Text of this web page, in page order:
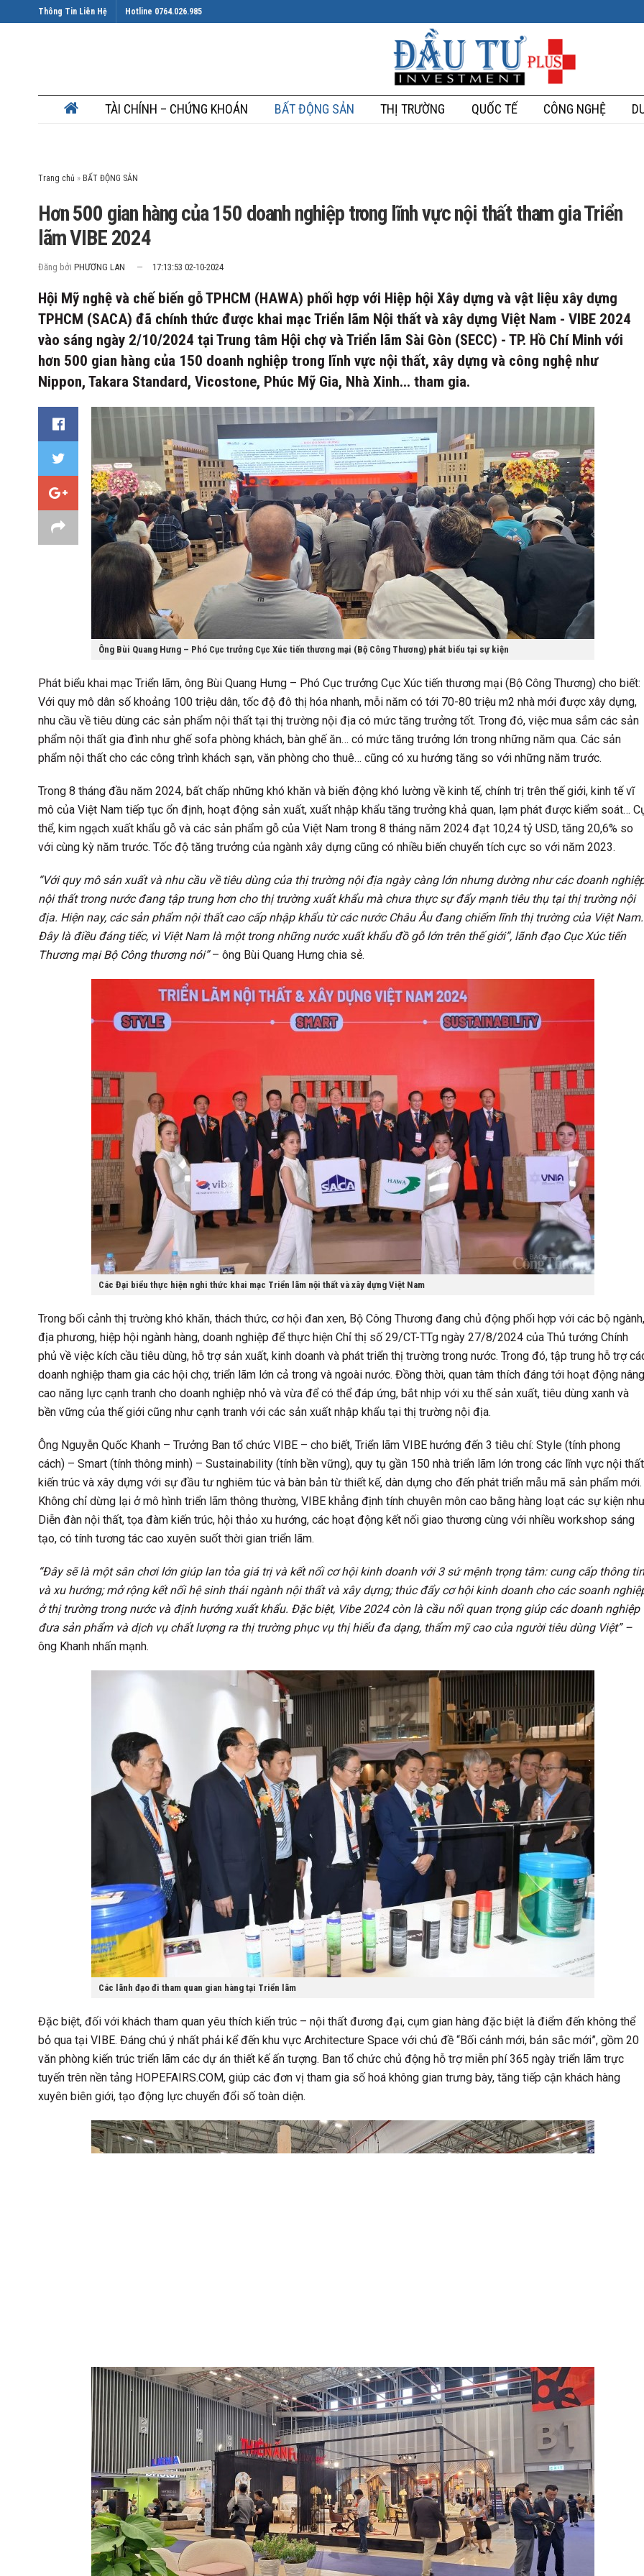
Thông Tin Liên Hệ Hotline 0764.026.985
TÀI CHÍNH – CHỨNG KHOÁN BẤT ĐỘNG SẢN THỊ TRƯỜNG QUỐC TẾ CÔNG NGHỆ
Trang chủ »
Hơn 500 gian hàng của 150 doanh nghiệp trong lĩnh vực nội thất tham gia Triển
lãm VIBE 2024
Đăng bởi PHƯƠNG LAN 17:13:53 02-10-2024
Hội Mỹ nghệ và chế biến gỗ TPHCM (HAWA) phối hợp với Hiệp hội Xây dựng và vật liệu xây dựng
TPHCM (SACA) đã chính thức được khai mạc Triển lãm Nội thất và xây dựng Việt Nam - VIBE 2024
vào sáng ngày 2/10/2024 tại Trung tâm Hội chợ và Triển lãm Sài Gòn (SECC) - TP. Hồ Chí Minh với
hơn 500 gian hàng của 150 doanh nghiệp trong lĩnh vực nội thất, xây dựng và công nghệ như
Nippon, Takara Standard, Vicostone, Phúc Mỹ Gia, Nhà Xinh... tham gia.
Ông Bùi Quang Hưng – Phó Cục trưởng Cục Xúc tiến thương mại (Bộ Công Thương) phát biểu tại sự kiện
Phát biểu khai mạc Triển lãm, ông Bùi Quang Hưng – Phó Cục trưởng Cục Xúc tiến thương mại (Bộ Công Thương) cho biết:
Với quy mô dân số khoảng 100 triệu dân, tốc độ đô thị hóa nhanh, mỗi năm có tới 70-80 triệu m2 nhà mới được xây dựng,
nhu cầu về tiêu dùng các sản phẩm nội thất tại thị trường nội địa có mức tăng trưởng tốt. Trong đó, việc mua sắm các sản
phẩm nội thất gia đình như ghế sofa phòng khách, bàn ghế ăn… có mức tăng trưởng lớn trong những năm qua. Các sản
phẩm nội thất cho các công trình khách sạn, văn phòng cho thuê… cũng có xu hướng tăng so với những năm trước.
Trong 8 tháng đầu năm 2024, bất chấp những khó khăn và biến động khó lường về kinh tế, chính trị trên thế giới, kinh tế vĩ
mô của Việt Nam tiếp tục ổn định, hoạt động sản xuất, xuất nhập khẩu tăng trưởng khả quan, lạm phát được kiểm soát…
thể, kim ngạch xuất khẩu gỗ và các sản phẩm gỗ của Việt Nam trong 8 tháng năm 2024 đạt 10,24 tỷ USD, tăng 20,6% so
với cùng kỳ năm trước. Tốc độ tăng trưởng của ngành xây dựng cũng có nhiều biến chuyển tích cực so với năm 2023.
“Với quy mô sản xuất và nhu cầu về tiêu dùng của thị trường nội địa ngày càng lớn nhưng dường như các doanh
nội thất trong nước đang tập trung hơn cho thị trường xuất khẩu mà chưa thực sự đẩy mạnh tiêu thụ tại thị trường nội
địa. Hiện nay, các sản phẩm nội thất cao cấp nhập khẩu từ các nước Châu Âu đang chiếm lĩnh thị trường của Việt Nam.
Đây là điều đáng tiếc, vì Việt Nam là một trong những nước xuất khẩu đồ gỗ lớn trên thế giới”, lãnh đạo Cục Xúc tiến
Thương mại Bộ Công thương nói”– ông Bùi Quang Hưng chia sẻ.
Các Đại biểu thực hiện nghi thức khai mạc Triển lãm nội thất và xây dựng Việt Nam
Trong bối cảnh thị trường khó khăn, thách thức, cơ hội đan xen, Bộ Công Thương đang chủ động phối hợp với các bộ ngành,
địa phương, hiệp hội ngành hàng, doanh nghiệp để thực hiện Chỉ thị số 29/CT-TTg ngày 27/8/2024 của Thủ tướng Chính
phủ về việc kích cầu tiêu dùng, hỗ trợ sản xuất, kinh doanh và phát triển thị trường trong nước. Trong đó, tập trung hỗ trợ
doanh nghiệp tham gia các hội chợ, triển lãm lớn cả trong và ngoài nước. Đồng thời, quan tâm thích đáng tới hoạt động nâng
cao năng lực cạnh tranh cho doanh nghiệp nhỏ và vừa để có thể đáp ứng, bắt nhịp với xu thế sản xuất, tiêu dùng xanh và
bền vững của thế giới cũng như cạnh tranh với các sản xuất nhập khẩu tại thị trường nội địa.
Ông Nguyễn Quốc Khanh – Trưởng Ban tổ chức VIBE – cho biết, Triển lãm VIBE hướng đến 3 tiêu chí: Style (tính phong
cách) – Smart (tính thông minh) – Sustainability (tính bền vững), quy tụ gần 150 nhà triển lãm lớn trong các lĩnh vực nội
kiến trúc và xây dựng với sự đầu tư nghiêm túc và bàn bản từ thiết kế, dàn dựng cho đến phát triển mẫu mã sản phẩm mới.
Không chỉ dừng lại ở mô hình triển lãm thông thường, VIBE khẳng định tính chuyên môn cao bằng hàng loạt các sự kiện
Diễn đàn nội thất, tọa đàm kiến trúc, hội thảo xu hướng, các hoạt động kết nối giao thương cùng với nhiều workshop sáng
tạo, có tính tương tác cao xuyên suốt thời gian triển lãm.
“Đây sẽ là một sân chơi lớn giúp lan tỏa giá trị và kết nối cơ hội kinh doanh với 3 sứ mệnh trọng tâm: cung cấp thông tin
và xu hướng; mở rộng kết nối hệ sinh thái ngành nội thất và xây dựng; thúc đẩy cơ hội kinh doanh cho các soanh
ở thị trường trong nước và định hướng xuất khẩu. Đặc biệt, Vibe 2024 còn là cầu nối quan trọng giúp các doanh nghiệp
đưa sản phẩm và dịch vụ chất lượng ra thị trường phục vụ thị hiếu đa dạng, thẩm mỹ cao của người tiêu dùng Việt” –
ông Khanh nhấn mạnh.
Các lãnh đạo đi tham quan gian hàng tại Triển lãm
Đặc biệt, đối với khách tham quan yêu thích kiến trúc – nội thất đương đại, cụm gian hàng đặc biệt là điểm đến không thể
bỏ qua tại VIBE. Đáng chú ý nhất phải kể đến khu vực Architecture Space với chủ đề “Bối cảnh mới, bản sắc mới”, gồm 20
văn phòng kiến trúc triển lãm các dự án thiết kế ấn tượng. Ban tổ chức chủ động hỗ trợ miễn phí 365 ngày triển lãm trực
tuyến trên nền tảng HOPEFAIRS.COM, giúp các đơn vị tham gia số hoá không gian trưng bày, tăng tiếp cận khách hàng
xuyên biên giới, tạo động lực chuyển đổi số toàn diện.